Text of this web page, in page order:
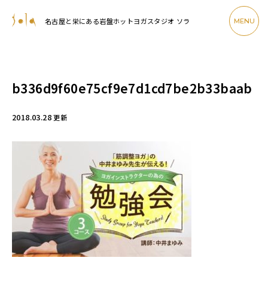
名古屋と栄にある岩盤ホットヨガスタジオ ソラ MENU
b336d9f60e75cf9e7d1cd7be2b33baab
2018.03.28更新